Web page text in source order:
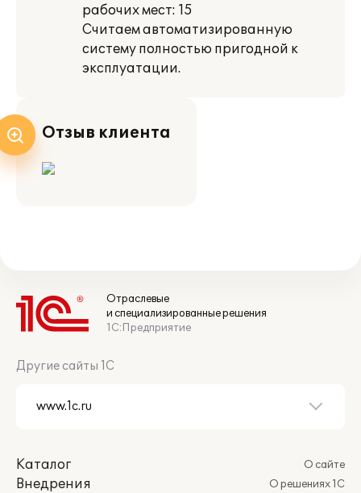
рабочих мест: 15
Считаем автоматизированную
систему полностью пригодной к
эксплуатации.
Отзыв клиента
Отраслевые
и специализированные решения
1С:Предприятие
Другие сайты 1С
Каталог
Внедрения
О сайте
О решениях 1С